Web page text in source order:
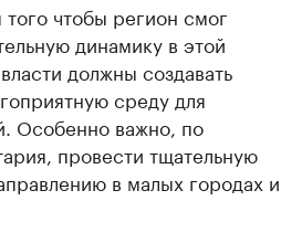
чтобы регион смог
динамику в этой
должны создавать
среду для
Особенно важно, по
провести тщательную
в малых городах и